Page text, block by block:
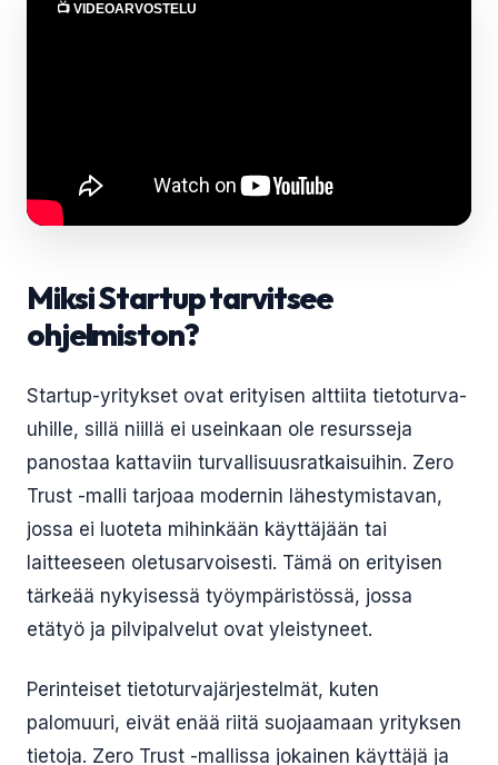
📺 VIDEOARVOSTELU
Miksi Startup tarvitsee
ohjelmiston?
Startup-yritykset ovat erityisen alttiita tietoturva-
uhille, sillä niillä ei useinkaan ole resursseja
panostaa kattaviin turvallisuusratkaisuihin. Zero
Trust -malli tarjoaa modernin lähestymistavan,
jossa ei luoteta mihinkään käyttäjään tai
laitteeseen oletusarvoisesti. Tämä on erityisen
tärkeää nykyisessä työympäristössä, jossa
etätyö ja pilvipalvelut ovat yleistyneet.
Perinteiset tietoturvajärjestelmät, kuten
palomuuri, eivät enää riitä suojaamaan yrityksen
tietoja. Zero Trust -mallissa jokainen käyttäjä ja